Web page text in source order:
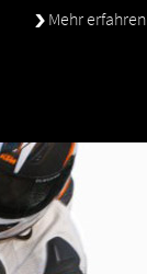
Mehr erfahren